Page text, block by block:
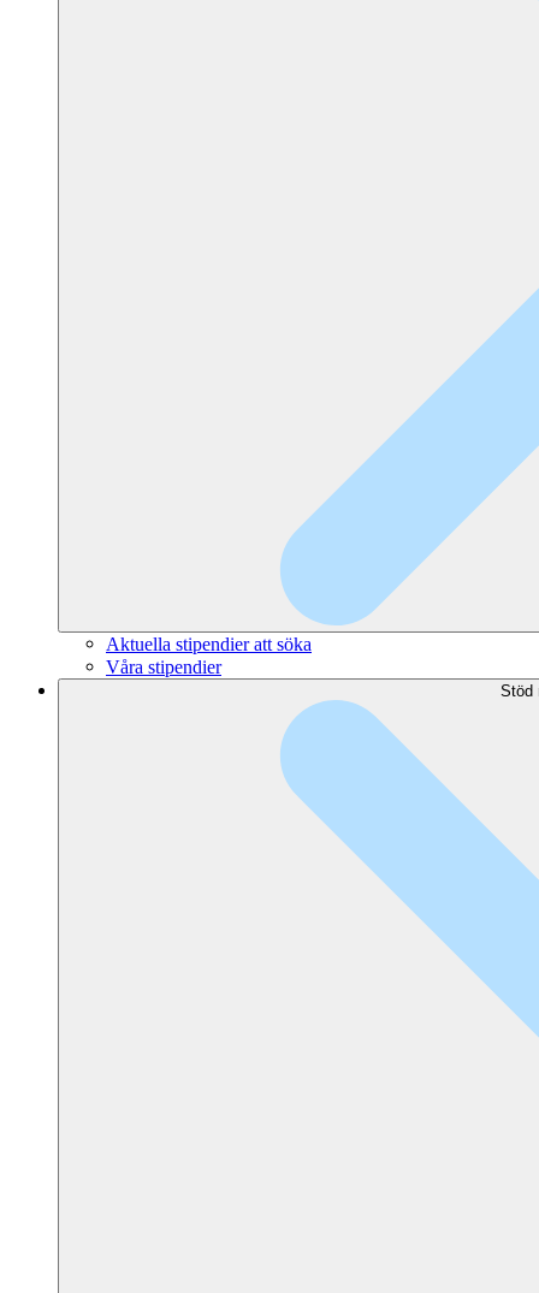
Aktuella stipendier att söka
Våra stipendier
Stöd